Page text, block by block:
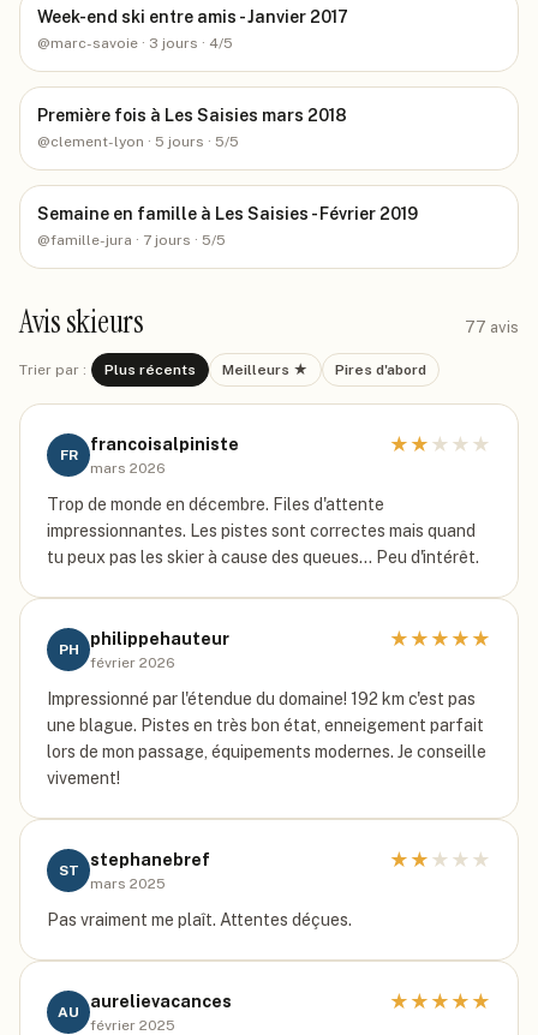
Week-end ski entre amis - Janvier 2017
@marc-savoie · 3 jours · 4/5
Première fois à Les Saisies mars 2018
@clement-lyon · 5 jours · 5/5
Semaine en famille à Les Saisies - Février 2019
@famille-jura · 7 jours · 5/5
Avis skieurs 77 avis
Trier par : Plus récents Meilleurs ★ Pires d'abord
FR
francoisalpiniste
mars 2026
★ ★ ★ ★ ★
Trop de monde en décembre. Files d'attente
impressionnantes. Les pistes sont correctes mais quand
tu peux pas les skier à cause des queues... Peu d'intérêt.
PH
philippehauteur
février 2026
★ ★ ★ ★ ★
Impressionné par l'étendue du domaine! 192 km c'est pas
une blague. Pistes en très bon état, enneigement parfait
lors de mon passage, équipements modernes. Je conseille
vivement!
ST
stephanebref
mars 2025
★ ★ ★ ★ ★
Pas vraiment me plaît. Attentes déçues.
AU
aurelievacances
février 2025
★ ★ ★ ★ ★